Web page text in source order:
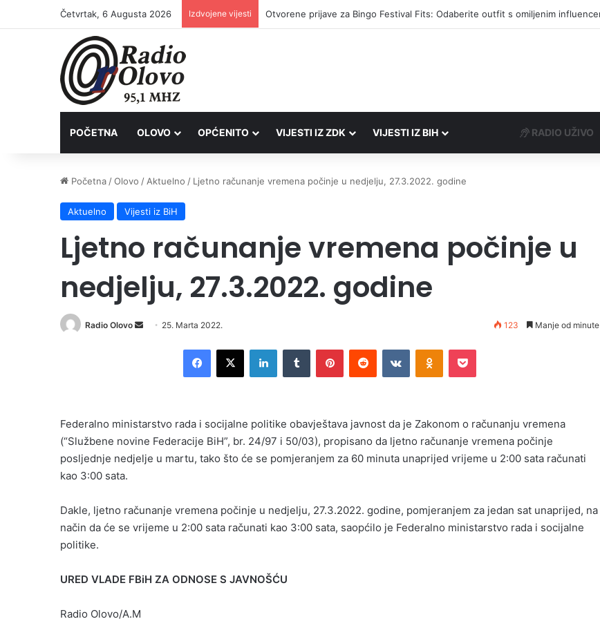
Četvrtak, 6 Augusta 2026 Izdvojene vijesti
POČETNA OLOVO OPĆENITO VIJESTI IZ ZDK VIJESTI IZ BIH RADIO UŽIVO
Početna /Olovo / Aktuelno / Ljetno računanje vremena počinje u nedjelju, 27.3.2022. godine
Aktuelno Vijesti iz BiH
Ljetno računanje vremena počinje u
nedjelju, 27.3.2022. godine
Radio Olovo
Send 25. Marta 2022. 123 Manje od minute
Facebook
X LinkedInTumblr PinterestReddit VKontakteOdnoklassniki
Pocket
Federalno ministarstvo rada i socijalne politike obavještava javnost da je Zakonom o računanju vremena
(“Službene novine Federacije BiH”, br. 24/97 i 50/03), propisano da ljetno računanje vremena počinje
posljednje nedjelje u martu, tako što će se pomjeranjem za 60 minuta unaprijed vrijeme u 2:00 sata računati
kao 3:00 sata.
Dakle, ljetno računanje vremena počinje u nedjelju, 27.3.2022. godine, pomjeranjem za jedan sat unaprijed, na
način da će se vrijeme u 2:00 sata računati kao 3:00 sata, saopćilo je Federalno ministarstvo rada i socijalne
politike.
URED VLADE FBiH ZA ODNOSE S JAVNOŠĆU
Radio Olovo/A.M